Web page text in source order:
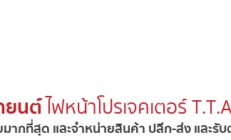
ยนต์ไฟหน้าโปรเจคเตอร์
มากที่สุด และจำหน่ายสินค้า ปลีก-ส่ง และ